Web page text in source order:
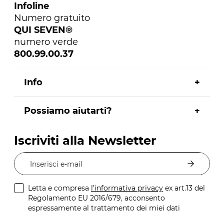
Infoline
Numero gratuito
QUI SEVEN®
numero verde
800.99.00.37
Info
Possiamo aiutarti?
Iscriviti alla Newsletter
Inserisci e-mail
Letta e compresa l’informativa privacy ex art.13 del
Regolamento EU 2016/679, acconsento
espressamente al trattamento dei miei dati